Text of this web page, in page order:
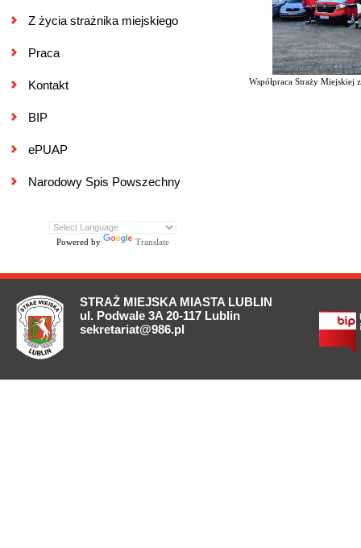
Z życia strażnika miejskiego
Praca
Kontakt
BIP
ePUAP
Narodowy Spis Powszechny
Powered by Translate
Współpraca Straży Miejskiej
STRAŻ MIEJSKA MIASTA LUBLIN
ul. Podwale 3A 20-117 Lublin
sekretariat@986.pl